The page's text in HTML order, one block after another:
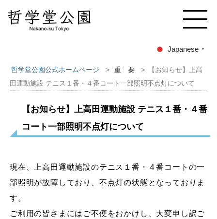
Japanese ▼
哲学堂公園公式ホームページ > 重 要 >
【お知らせ】上高
田運動施設 テニス１番・４番コート一部照明不点灯について
【お知らせ】上高田運動施設 テニス１番・４番
コート一部照明不点灯について
現在、上高田運動施設のテニス１番・４番コートの一
部照明が故障しており、不点灯の状態となっておりま
す。
ご利用の皆さまにはご不便をおかけし、大変申し訳ご